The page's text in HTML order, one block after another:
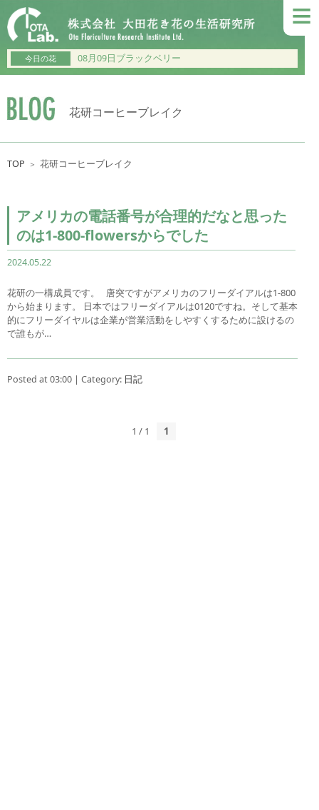
≡
今日の花 08月09日ブラックベリー
花研コーヒーブレイク
TOP ＞ 花研コーヒーブレイク
アメリカの電話番号が合理的だなと思った
のは1-800-flowersからでした
2024.05.22
花研の一構成員です。 唐突ですがアメリカのフリーダイアルは1-800
から始まります。 日本ではフリーダイアルは0120ですね。そして基本
的にフリーダイヤルは企業が営業活動をしやすくするために設けるの
で誰もが…
Posted at 03:00 | Category: 日記
1 / 1 1